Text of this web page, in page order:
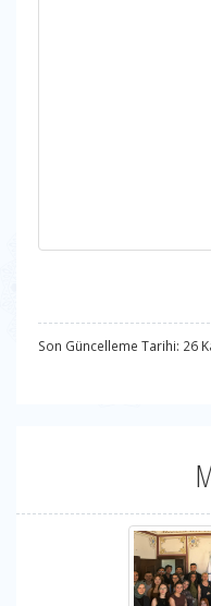
Son Güncelleme Tarihi: 26